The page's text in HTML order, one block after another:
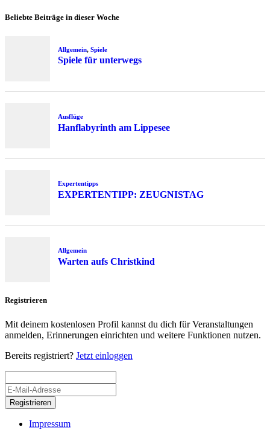
Beliebte Beiträge in dieser Woche
Allgemein, Spiele
Spiele für unterwegs
Ausflüge
Hanflabyrinth am Lippesee
Expertentipps
EXPERTENTIPP: ZEUGNISTAG
Allgemein
Warten aufs Christkind
Registrieren
Mit deinem kostenlosen Profil kannst du dich für Veranstaltungen
anmelden, Erinnerungen einrichten und weitere Funktionen nutzen.
Bereits registriert? Jetzt einloggen
Registrieren
Impressum